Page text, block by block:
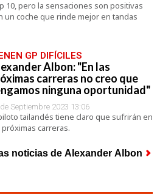
10, pero la sensaciones son positivas
un coche que rinde mejor en tandas
GP DIFÍCILES
Albon: "En las
carreras no creo que
ninguna oportunidad"
Septiembre 2023 13:06
tailandés tiene claro que sufrirán en
próximas carreras.
noticias de Alexander Albon